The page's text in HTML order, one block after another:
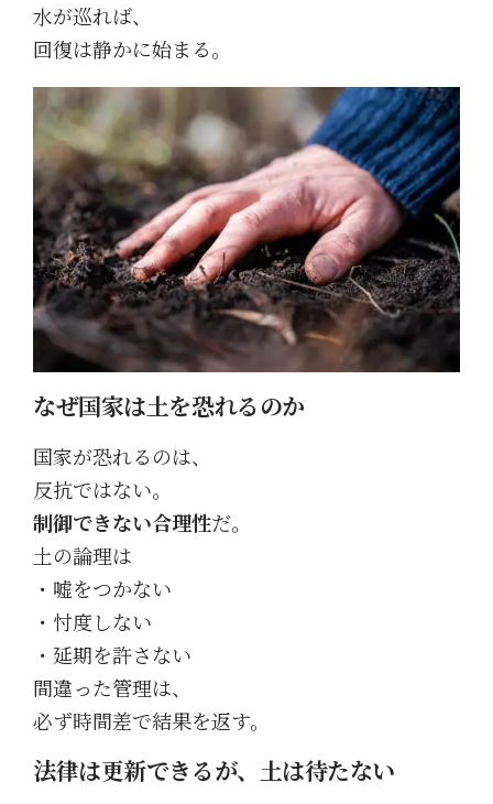
水が巡れば、
回復は静かに始まる。
なぜ国家は土を恐れるのか
国家が恐れるのは、
反抗ではない。
制御できない合理性だ。
土の論理は
・嘘をつかない
・忖度しない
・延期を許さない
間違った管理は、
必ず時間差で結果を返す。
法律は更新できるが、土は待たない